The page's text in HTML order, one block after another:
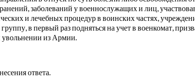
заболеваний у военнослужащих и лиц,
и лечебных процедур в воинских частях,
в первый раз подняться на учет в военкомат,
увольнении из Армии.
ответа.